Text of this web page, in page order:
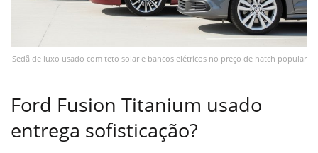
Sedã de luxo usado com teto solar e bancos elétricos no preço de hatch popular
Ford Fusion Titanium usado
entrega sofisticação?